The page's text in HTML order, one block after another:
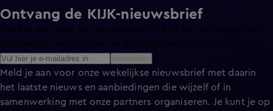
Ontvang de KIJK-nieuwsbrief
Meld je aan voor de nieuwsbrief en blijf op de hoogte van
Meld je aan voor onze wekelijkse nieuwsbrief met daarin
het laatste nieuws en aanbiedingen die wijzelf of in
samenwerking met onze partners organiseren. Je kunt je op